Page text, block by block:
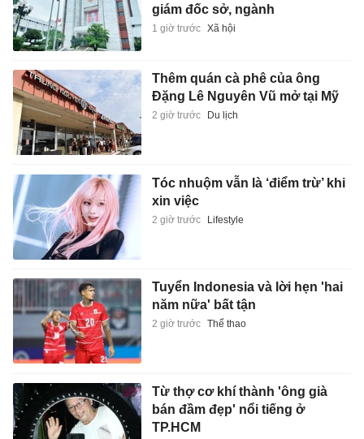
giám đốc sở, ngành
1 giờ trước Xã hội
Thêm quán cà phê của ông
Đặng Lê Nguyên Vũ mở tại Mỹ
2 giờ trước Du lịch
Tóc nhuộm vẫn là ‘điểm trừ’ khi
xin việc
2 giờ trước Lifestyle
Tuyển Indonesia và lời hẹn 'hai
năm nữa' bất tận
2 giờ trước Thể thao
Từ thợ cơ khí thành 'ông già
bán đầm đẹp' nổi tiếng ở
TP.HCM